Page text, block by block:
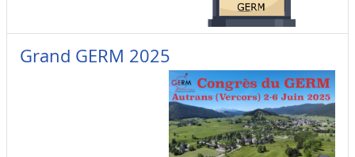
Grand GERM 2025